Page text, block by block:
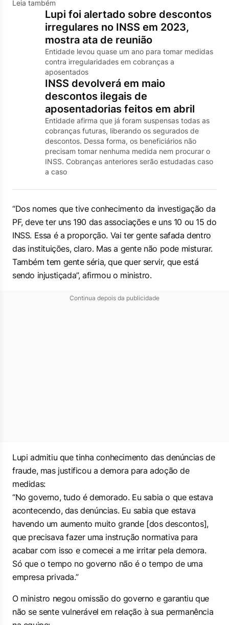
Leia também
Lupi foi alertado sobre descontos
irregulares no INSS em 2023,
mostra ata de reunião
Entidade levou quase um ano para tomar medidas
contra irregularidades em cobranças a
aposentados
INSS devolverá em maio
descontos ilegais de
aposentadorias feitos em abril
Entidade afirma que já foram suspensas todas as
cobranças futuras, liberando os segurados de
descontos. Dessa forma, os beneficiários não
precisam tomar nenhuma medida nem procurar o
INSS. Cobranças anteriores serão estudadas caso
a caso
“Dos nomes que tive conhecimento da investigação da
PF, deve ter uns 190 das associações e uns 10 ou 15 do
INSS. Essa é a proporção. Vai ter gente safada dentro
das instituições, claro. Mas a gente não pode misturar.
Também tem gente séria, que quer servir, que está
sendo injustiçada”, afirmou o ministro.
Continua depois da publicidade
Lupi admitiu que tinha conhecimento das denúncias de
fraude, mas justificou a demora para adoção de
medidas:
“No governo, tudo é demorado. Eu sabia o que estava
acontecendo, das denúncias. Eu sabia que estava
havendo um aumento muito grande [dos descontos],
que precisava fazer uma instrução normativa para
acabar com isso e comecei a me irritar pela demora.
Só que o tempo no governo não é o tempo de uma
empresa privada.”
O ministro negou omissão do governo e garantiu que
não se sente vulnerável em relação à sua permanência